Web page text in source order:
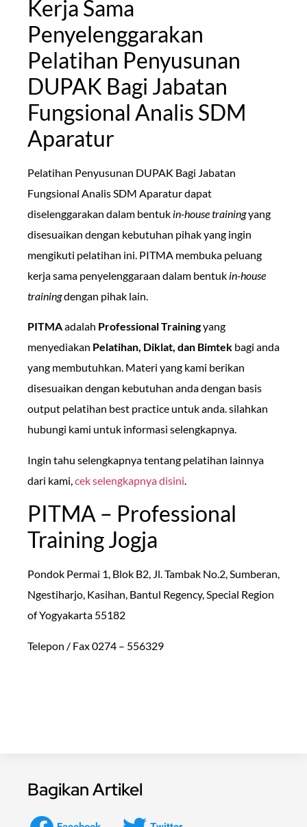
Kerja Sama
Penyelenggarakan
Pelatihan Penyusunan
DUPAK Bagi Jabatan
Fungsional Analis SDM
Aparatur
Pelatihan Penyusunan DUPAK Bagi Jabatan
Fungsional Analis SDM Aparatur dapat
diselenggarakan dalam bentuk in-house trainingyang
disesuaikan dengan kebutuhan pihak yang ingin
mengikuti pelatihan ini. PITMA membuka peluang
kerja sama penyelenggaraan dalam bentuk in-house
trainingdengan pihak lain.
PITMAadalah Professional Trainingyang
menyediakan Pelatihan, Diklat, dan Bimtek bagi anda
yang membutuhkan. Materi yang kami berikan
disesuaikan dengan kebutuhan anda dengan basis
output pelatihan best practice untuk anda. silahkan
hubungi kami untuk informasi selengkapnya.
Ingin tahu selengkapnya tentang pelatihan lainnya
dari kami, cek selengkapnya disini
PITMA – Professional
Training Jogja
Pondok Permai 1, Blok B2, Jl. Tambak No.2, Sumberan,
Ngestiharjo, Kasihan, Bantul Regency, Special Region
of Yogyakarta 55182
Telepon / Fax 0274 – 556329
Bagikan Artikel